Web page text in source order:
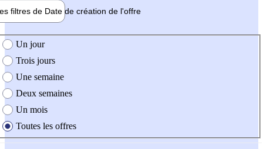
filtres de Date de création de l'offre
création de l'offre
Un jour
Trois jours
Une semaine
Deux semaines
Un mois
Toutes les offres